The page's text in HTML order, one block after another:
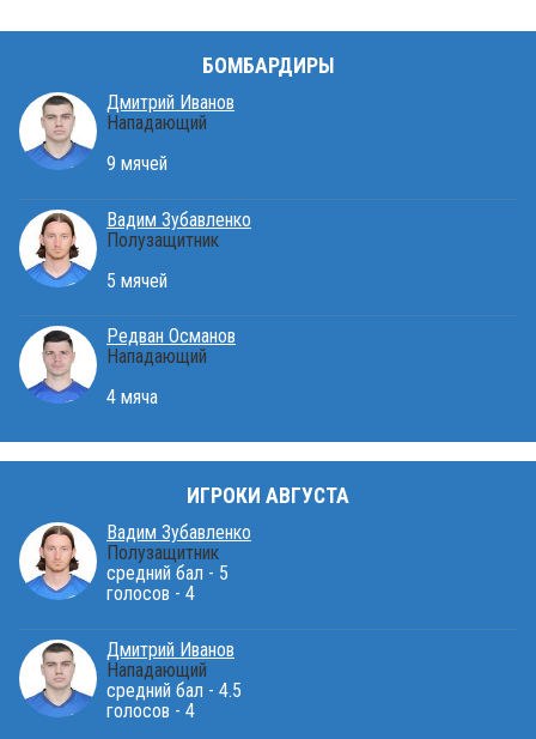
БОМБАРДИРЫ
Дмитрий Иванов
Нападающий
9 мячей
Вадим Зубавленко
Полузащитник
5 мячей
Редван Османов
Нападающий
4 мяча
ИГРОКИ АВГУСТА
Вадим Зубавленко
Полузащитник
средний бал - 5
голосов - 4
Дмитрий Иванов
Нападающий
средний бал - 4.5
голосов - 4